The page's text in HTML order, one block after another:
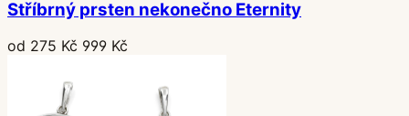
Stříbrný prsten nekonečno Eternity
od 275 Kč 999 Kč